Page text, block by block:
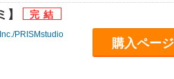
】
PRISMstudio
購入ペー